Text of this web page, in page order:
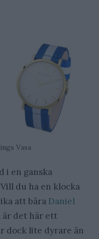
Vasa
i en ganska
du ha en klocka
att bära Daniel
är det här ett
dock lite dyrare än